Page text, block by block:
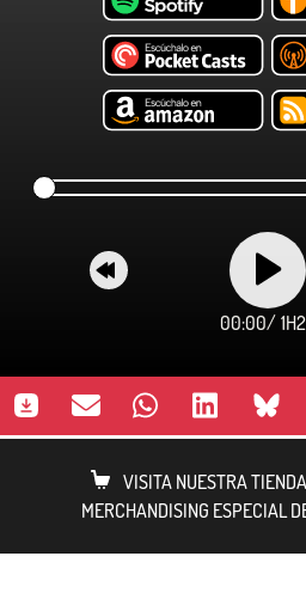
00:00/
VISITA NUESTRA
MERCHANDISING ESPECIAL